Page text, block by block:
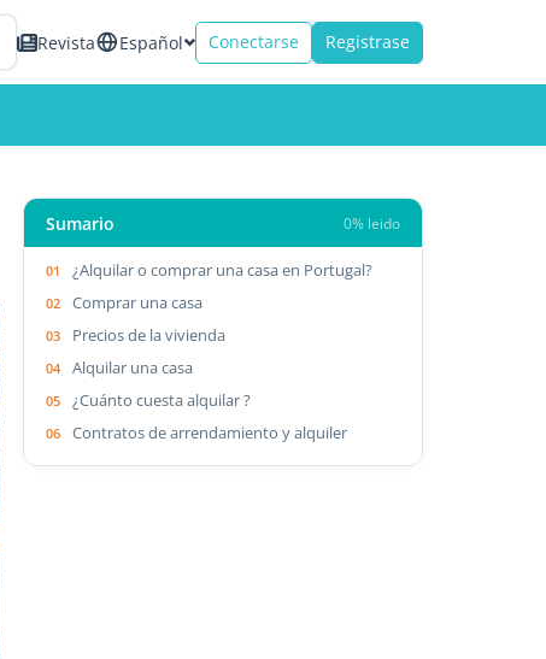
Revista Español Conectarse Registrase
Sumario 0% leido
¿Alquilar o comprar una casa en Portugal?
Comprar una casa
Precios de la vivienda
Alquilar una casa
¿Cuánto cuesta alquilar ?
Contratos de arrendamiento y alquiler